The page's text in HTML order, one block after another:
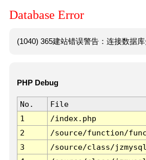
Database Error
(1040) 365建站错误警告：连接数据
PHP Debug
No. File
1
/index.php
2
/source/function/
3
/source/class/